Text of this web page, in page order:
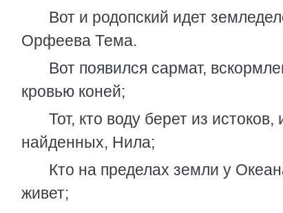
Вот и родопский идет
Орфеева Тема.
Вот появился сармат,
кровью коней;
Тот, кто воду берет из истоков,
найденных, Нила;
Кто на пределах земли у
живет;